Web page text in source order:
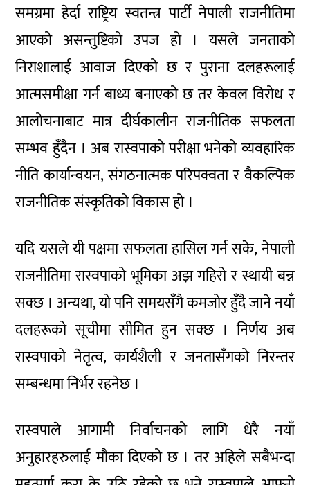
समग्रमा हेर्दा राष्ट्रिय स्वतन्त्र पार्टी नेपाली राजनीतिमा
आएको असन्तुष्टिको उपज हो । यसले जनताको
निराशालाई आवाज दिएको छ र पुराना दलहरूलाई
आत्मसमीक्षा गर्न बाध्य बनाएको छ तर केवल विरोध र
आलोचनाबाट मात्र दीर्घकालीन राजनीतिक सफलता
सम्भव हुँदैन । अब रास्वपाको परीक्षा भनेको व्यवहारिक
नीति कार्यान्वयन, संगठनात्मक परिपक्वता र वैकल्पिक
राजनीतिक संस्कृतिको विकास हो ।
यदि यसले यी पक्षमा सफलता हासिल गर्न सके, नेपाली
राजनीतिमा रास्वपाको भूमिका अझ गहिरो र स्थायी बन्न
सक्छ । अन्यथा, यो पनि समयसँगै कमजोर हुँदै जाने नयाँ
दलहरूको सूचीमा सीमित हुन सक्छ । निर्णय अब
रास्वपाको नेतृत्व, कार्यशैली र जनतासँगको निरन्तर
सम्बन्धमा निर्भर रहनेछ ।
रास्वपाले आगामी निर्वाचनको लागि धेरै नयाँ
अनुहारहरुलाई मौका दिएको छ । तर अहिले सबैभन्दा